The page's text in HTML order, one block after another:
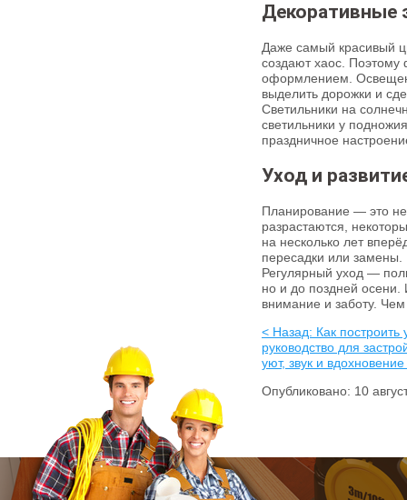
Декоративные
Даже самый красивый
создают хаос. Поэтому
оформлением.
выделить дорожки и
Светильники на
светильники у
праздничное
Уход и
Планирование — это
разрастаются,
на несколько лет
пересадки или замены.
Регулярный уход —
но и до поздней осени.
внимание и заботу.
< Назад: Как построить
руководство для
уют, звук и вдохновение
Опубликовано: 10